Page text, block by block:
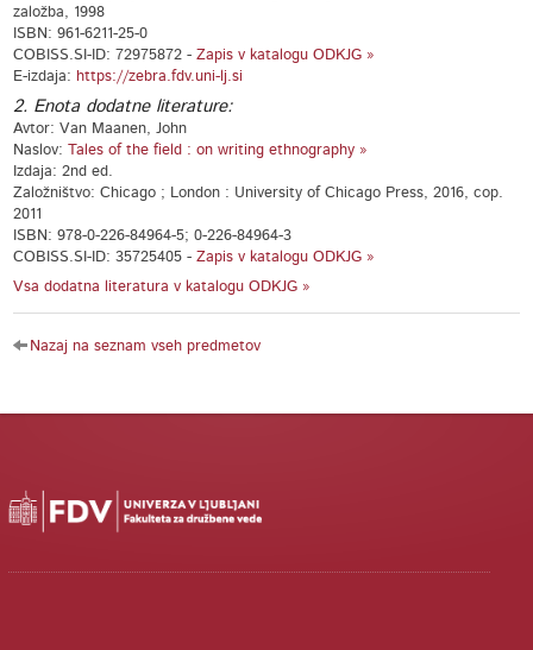
založba, 1998
ISBN: 961-6211-25-0
COBISS.SI-ID: 72975872 -Zapis v katalogu ODKJG »
E-izdaja: https://zebra.fdv.uni-lj.si
2. Enota dodatne literature:
Avtor: Van Maanen, John
Naslov:Tales of the field : on writing ethnography »
Izdaja: 2nd ed.
Založništvo: Chicago ; London : University of Chicago Press, 2016, cop.
2011
ISBN: 978-0-226-84964-5; 0-226-84964-3
COBISS.SI-ID: 35725405 -Zapis v katalogu ODKJG »
Vsa dodatna literatura v katalogu ODKJG »
Nazaj na seznam vseh predmetov